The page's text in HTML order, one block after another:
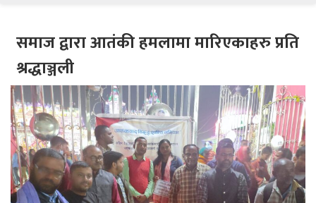
समाज द्वारा आतंकी हमलामा मारिएकाहरु प्रति
श्रद्धाञ्जली